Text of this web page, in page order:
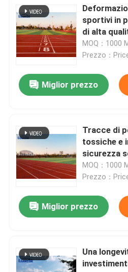
Casi
Chiedi un preventivo
Pista corrente prefabbricata
pista da corsa in poliuretano
Campi da calcio artificiali
Pista da corsa porosa
sportivi in
di alta
MOQ：1000
Prezzo：
Miglior prezzo
Tracce di
tossiche e
sicurezza
MOQ：1000
Prezzo：
Miglior prezzo
Una